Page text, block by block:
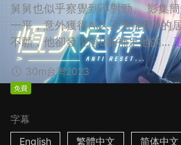
舅舅也似乎察覺到不對勁。 影集
一平，意外獲得AI人工智能恆9的
不願，他卻發現恆9能補足他的...
30m台灣2023
免費
字幕
English
繁體中文 简体中文